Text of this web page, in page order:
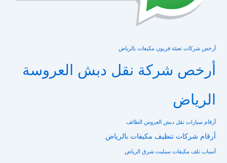
أرخص شركات تعبئة فريون مكيفات بالرياض
أرخص شركة نقل دبش العروسة
الرياض
أرقام سيارات نقل دبش العروس الطائف
أرقام شركات تنظيف مكيفات بالرياض
أسباب تلف مكيفات سبليت شرق الرياض